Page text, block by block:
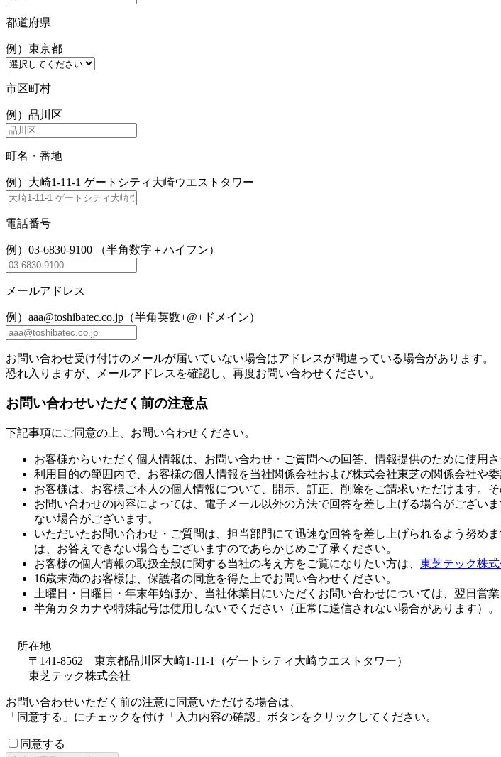
都道府県
例）東京都
市区町村
例）品川区
町名・番地
例）大崎1-11-1 ゲートシティ大崎ウエストタワー
電話番号
例）03-6830-9100 （半角数字＋ハイフン）
メールアドレス
例）aaa@toshibatec.co.jp（半角英数+@+ドメイン）
お問い合わせ受け付けのメールが届いていない場合はアドレスが間違っている場合があります。
恐れ入りますが、メールアドレスを確認し、再度お問い合わせください。
お問い合わせいただく前の注意点
下記事項にご同意の上、お問い合わせください。
お客様からいただく個人情報は、お問い合わせ・ご質問への回答、情報提供のために使用さ
利用目的の範囲内で、お客様の個人情報を当社関係会社および株式会社東芝の関係会社や
お客様は、お客様ご本人の個人情報について、開示、訂正、削除をご請求いただけます。
お問い合わせの内容によっては、電子メール以外の方法で回答を差し上げる場合がござい
ない場合がございます。
いただいたお問い合わせ・ご質問は、担当部門にて迅速な回答を差し上げられるよう努め
は、お答えできない場合もございますのであらかじめご了承ください。
お客様の個人情報の取扱全般に関する当社の考え方をご覧になりたい方は、 東芝テック株
16歳未満のお客様は、保護者の同意を得た上でお問い合わせください。
土曜日・日曜日・年末年始ほか、当社休業日にいただくお問い合わせについては、翌日営
半角カタカナや特殊記号は使用しないでください（正常に送信されない場合があります）。
所在地
〒141-8562 東京都品川区大崎1-11-1（ゲートシティ大崎ウエストタワー）
東芝テック株式会社
お問い合わせいただく前の注意に同意いただける場合は、
「同意する」にチェックを付け「入力内容の確認」ボタンをクリックしてください。
同意する